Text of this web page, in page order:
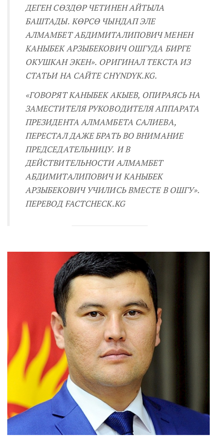
ДЕГЕН СӨЗДӨР ЧЕТИНЕН АЙТЫЛА
БАШТАДЫ. КӨРСӨ ЧЫНДАП ЭЛЕ
АЛМАМБЕТ АБДИМИТАЛИПОВИЧ МЕНЕН
КАНЫБЕК АРЗЫБЕКОВИЧ ОШГУДА БИРГЕ
ОКУШКАН ЭКЕН». ОРИГИНАЛ ТЕКСТА ИЗ
СТАТЬИ НА САЙТЕ CHYNDYK.KG.
«ГОВОРЯТ КАНЫБЕК АКЫЕВ, ОПИРАЯСЬ НА
ЗАМЕСТИТЕЛЯ РУКОВОДИТЕЛЯ АППАРАТА
ПРЕЗИДЕНТА АЛМАМБЕТА САЛИЕВА,
ПЕРЕСТАЛ ДАЖЕ БРАТЬ ВО ВНИМАНИЕ
ПРЕДСЕДАТЕЛЬНИЦУ. И В
ДЕЙСТВИТЕЛЬНОСТИ АЛМАМБЕТ
АБДИМИТАЛИПОВИЧ И КАНЫБЕК
АРЗЫБЕКОВИЧ УЧИЛИСЬ ВМЕСТЕ В ОШГУ».
ПЕРЕВОД FACTCHECK.KG